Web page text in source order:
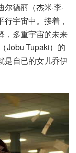
德丽（杰米·李·
宇宙中。接着，
，多重宇宙的未来
Jobu Tupaki）的
是自已的女儿乔伊